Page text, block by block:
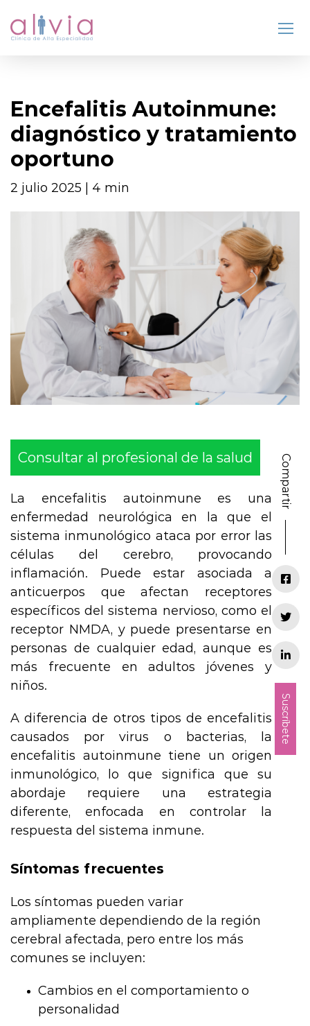
Encefalitis Autoinmune:
diagnóstico y tratamiento
oportuno
2 julio 2025 | 4 min
Consultar al profesional de la salud
La encefalitis autoinmune es una
enfermedad neurológica en la que el
sistema inmunológico ataca por error las
células del cerebro, provocando
inflamación. Puede estar asociada a
anticuerpos que afectan receptores
específicos del sistema nervioso, como el
receptor NMDA, y puede presentarse en
personas de cualquier edad, aunque es
más frecuente en adultos jóvenes y
niños.
A diferencia de otros tipos de encefalitis
causados por virus o bacterias, la
encefalitis autoinmune tiene un origen
inmunológico, lo que significa que su
abordaje requiere una estrategia
diferente, enfocada en controlar la
respuesta del sistema inmune.
Síntomas frecuentes
Los síntomas pueden variar
ampliamente dependiendo de la región
cerebral afectada, pero entre los más
comunes se incluyen:
Cambios en el comportamiento o
personalidad
Compartir
Suscríbete